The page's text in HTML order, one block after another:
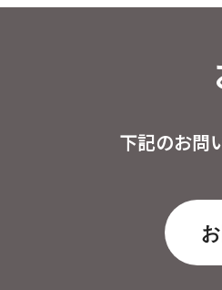
下記のお問